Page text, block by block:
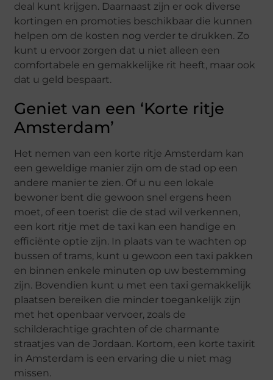
deal kunt krijgen. Daarnaast zijn er ook diverse
kortingen en promoties beschikbaar die kunnen
helpen om de kosten nog verder te drukken. Zo
kunt u ervoor zorgen dat u niet alleen een
comfortabele en gemakkelijke rit heeft, maar ook
dat u geld bespaart.
Geniet van een ‘Korte ritje
Amsterdam’
Het nemen van een korte ritje Amsterdam kan
een geweldige manier zijn om de stad op een
andere manier te zien. Of u nu een lokale
bewoner bent die gewoon snel ergens heen
moet, of een toerist die de stad wil verkennen,
een kort ritje met de taxi kan een handige en
efficiënte optie zijn. In plaats van te wachten op
bussen of trams, kunt u gewoon een taxi pakken
en binnen enkele minuten op uw bestemming
zijn. Bovendien kunt u met een taxi gemakkelijk
plaatsen bereiken die minder toegankelijk zijn
met het openbaar vervoer, zoals de
schilderachtige grachten of de charmante
straatjes van de Jordaan. Kortom, een korte taxirit
in Amsterdam is een ervaring die u niet mag
missen.